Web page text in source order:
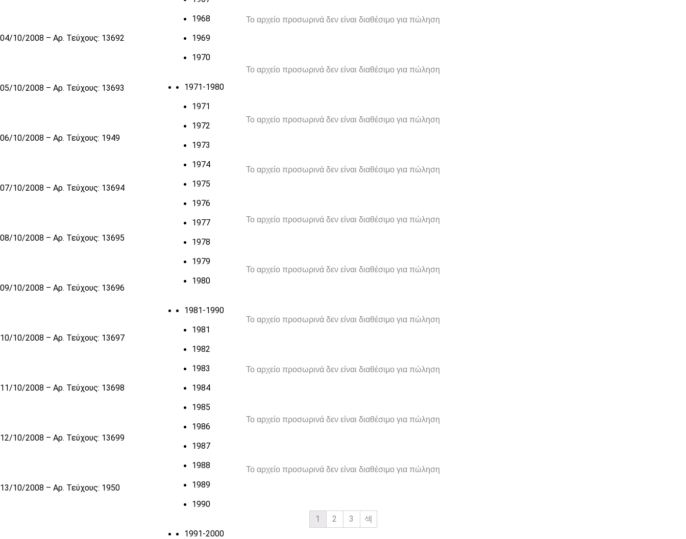
1968
1969
1970
1971-1980
1971
1972
1973
1974
1975
1976
1977
1978
1979
1980
1981-1990
1981
1982
1983
1984
1985
1986
1987
1988
1989
1990
1991-2000
Το αρχείο προσωρινά δεν είναι διαθέσιμο για πώληση
04/10/2008 – Αρ. Τεύχους: 13692
Το αρχείο προσωρινά δεν είναι διαθέσιμο για πώληση
05/10/2008 – Αρ. Τεύχους: 13693
Το αρχείο προσωρινά δεν είναι διαθέσιμο για πώληση
06/10/2008 – Αρ. Τεύχους: 1949
Το αρχείο προσωρινά δεν είναι διαθέσιμο για πώληση
07/10/2008 – Αρ. Τεύχους: 13694
Το αρχείο προσωρινά δεν είναι διαθέσιμο για πώληση
08/10/2008 – Αρ. Τεύχους: 13695
Το αρχείο προσωρινά δεν είναι διαθέσιμο για πώληση
09/10/2008 – Αρ. Τεύχους: 13696
Το αρχείο προσωρινά δεν είναι διαθέσιμο για πώληση
10/10/2008 – Αρ. Τεύχους: 13697
Το αρχείο προσωρινά δεν είναι διαθέσιμο για πώληση
11/10/2008 – Αρ. Τεύχους: 13698
Το αρχείο προσωρινά δεν είναι διαθέσιμο για πώληση
12/10/2008 – Αρ. Τεύχους: 13699
Το αρχείο προσωρινά δεν είναι διαθέσιμο για πώληση
13/10/2008 – Αρ. Τεύχους: 1950
1 2 3